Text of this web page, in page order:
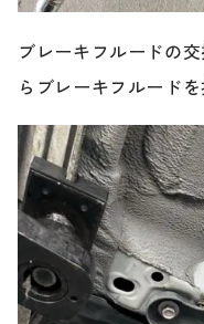
ブレーキフルードの
らブレーキフルードを